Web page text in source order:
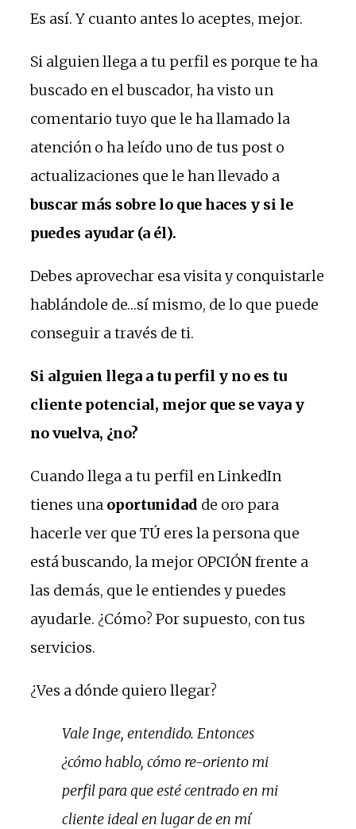
Es así. Y cuanto antes lo aceptes, mejor.
Si alguien llega a tu perfil es porque te ha
buscado en el buscador, ha visto un
comentario tuyo que le ha llamado la
atención o ha leído uno de tus post o
actualizaciones que le han llevado a
buscar más sobre lo que haces y si le
puedes ayudar (a él).
Debes aprovechar esa visita y conquistarle
hablándole de…sí mismo, de lo que puede
conseguir a través de ti.
Si alguien llega a tu perfil y no es tu
cliente potencial, mejor que se vaya y
no vuelva, ¿no?
Cuando llega a tu perfil en LinkedIn
tienes una oportunidad de oro para
hacerle ver que TÚ eres la persona que
está buscando, la mejor OPCIÓN frente a
las demás, que le entiendes y puedes
ayudarle. ¿Cómo? Por supuesto, con tus
servicios.
¿Ves a dónde quiero llegar?
Vale Inge, entendido. Entonces
¿cómo hablo, cómo re-oriento mi
perfil para que esté centrado en mi
cliente ideal en lugar de en mí